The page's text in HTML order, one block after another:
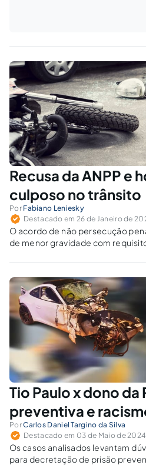
Recusa da ANPP e
culposo no trânsito
Por Fabiano Leniesky
Destacado em 26 de Janeiro de
O acordo de não persecução
de menor gravidade com
Tio Paulo x dono
preventiva e
PorCarlos Daniel Targino da Silva
Destacado em 03 de Maio de 2024
Os casos analisados levantam
para decretação de prisão